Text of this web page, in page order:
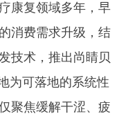
康复领域多年，早
消费需求升级，结
技术，推出尚睛贝
为可落地的系统性
聚焦缓解干涩、疲